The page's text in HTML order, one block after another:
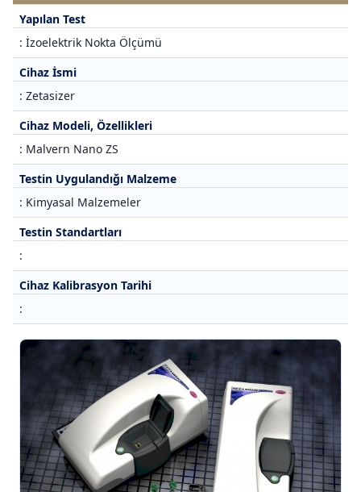
Yapılan Test
: İzoelektrik Nokta Ölçümü
Cihaz İsmi
: Zetasizer
Cihaz Modeli, Özellikleri
: Malvern Nano ZS
Testin Uygulandığı Malzeme
: Kimyasal Malzemeler
Testin Standartları
:
Cihaz Kalibrasyon Tarihi
: